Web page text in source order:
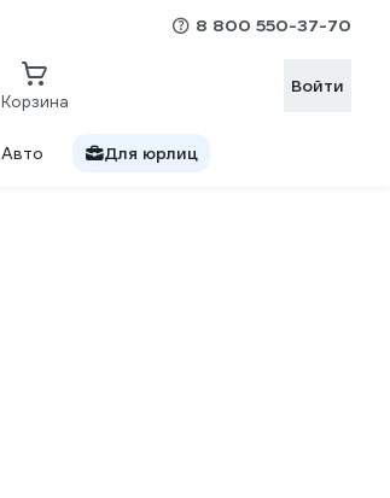
8 800 550-37-70
Корзина
Войти
Авто Для юрлиц